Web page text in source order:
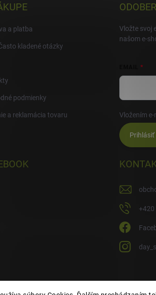
a platba
kladené otázky
podmienky
a reklamácia tovaru
Vložte svoj
našom e-
Vložením
Prihlásiť
+420